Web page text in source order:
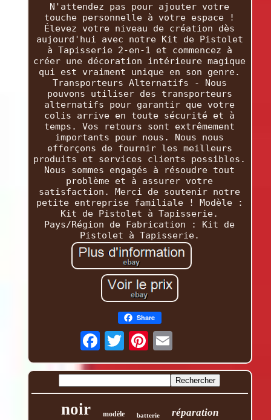
N'attendez pas pour ajouter votre
touche personnelle à votre espace !
Élevez votre niveau de création dès
aujourd'hui avec notre Kit de Pistolet
à Tapisserie 2-en-1 et commencez à
créer une décoration intérieure magique
qui est vraiment unique en son genre.
Transporteurs Alternatifs - Nous
pouvons utiliser des transporteurs
alternatifs pour garantir que votre
colis arrive en toute sécurité et à
temps. Vos retours sont extrêmement
importants pour nous. Nous nous
efforçons de fournir les meilleurs
produits et services clients possibles.
Nous sommes engagés à résoudre tout
problème et à assurer votre
satisfaction. Merci de soutenir notre
petite entreprise familiale ! Modèle :
Kit de Pistolet à Tapisserie.
Pays/Région de Fabrication : Kit de
Pistolet à Tapisserie.
Share
noir modèle batterie réparation